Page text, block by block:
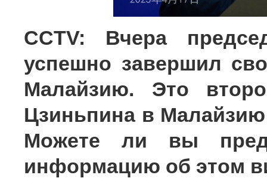
CCTV: Вчера
успешно завершил
Малайзию. Это
Цзиньпина в
Можете ли вы
информацию об этом